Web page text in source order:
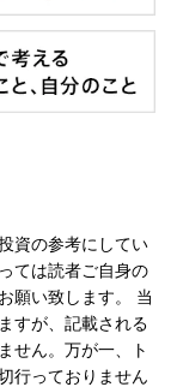
資の参考にしてい
ては読者ご自身の
願い致します。 当
すが、記載される
せん。万が一、ト
行っておりません